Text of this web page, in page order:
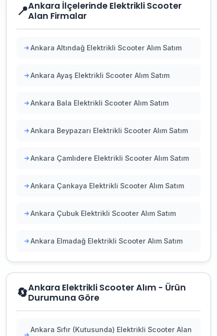
📍Ankara İlçelerinde Elektrikli Scooter
Alan Firmalar
Ankara Altındağ Elektrikli Scooter Alım Satım
Ankara Ayaş Elektrikli Scooter Alım Satım
Ankara Bala Elektrikli Scooter Alım Satım
Ankara Beypazarı Elektrikli Scooter Alım Satım
Ankara Çamlıdere Elektrikli Scooter Alım Satım
Ankara Çankaya Elektrikli Scooter Alım Satım
Ankara Çubuk Elektrikli Scooter Alım Satım
Ankara Elmadağ Elektrikli Scooter Alım Satım
🔄Ankara Elektrikli Scooter Alım - Ürün
Durumuna Göre
Ankara Sıfır (Kutusunda) Elektrikli Scooter Alan